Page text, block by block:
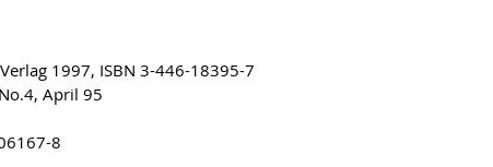
1997, ISBN 3-446-18395-7
April 95
8